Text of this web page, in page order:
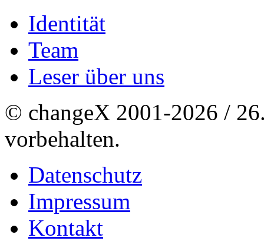
Identität
Team
Leser über uns
© changeX 2001-2026 /
vorbehalten.
Datenschutz
Impressum
Kontakt